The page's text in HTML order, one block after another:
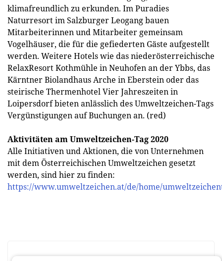
klimafreundlich zu erkunden. Im Puradies
Naturresort im Salzburger Leogang bauen
Mitarbeiterinnen und Mitarbeiter gemeinsam
Vogelhäuser, die für die gefiederten Gäste aufgestellt
werden. Weitere Hotels wie das niederösterreichische
RelaxResort Kothmühle in Neuhofen an der Ybbs, das
Kärntner Biolandhaus Arche in Eberstein oder das
steirische Thermenhotel Vier Jahreszeiten in
Loipersdorf bieten anlässlich des Umweltzeichen-Tags
Vergünstigungen auf Buchungen an. (red)
Aktivitäten am Umweltzeichen-Tag 2020
Alle Initiativen und Aktionen, die von Unternehmen
mit dem Österreichischen Umweltzeichen gesetzt
werden, sind hier zu finden:
https://www.umweltzeichen.at/de/home/